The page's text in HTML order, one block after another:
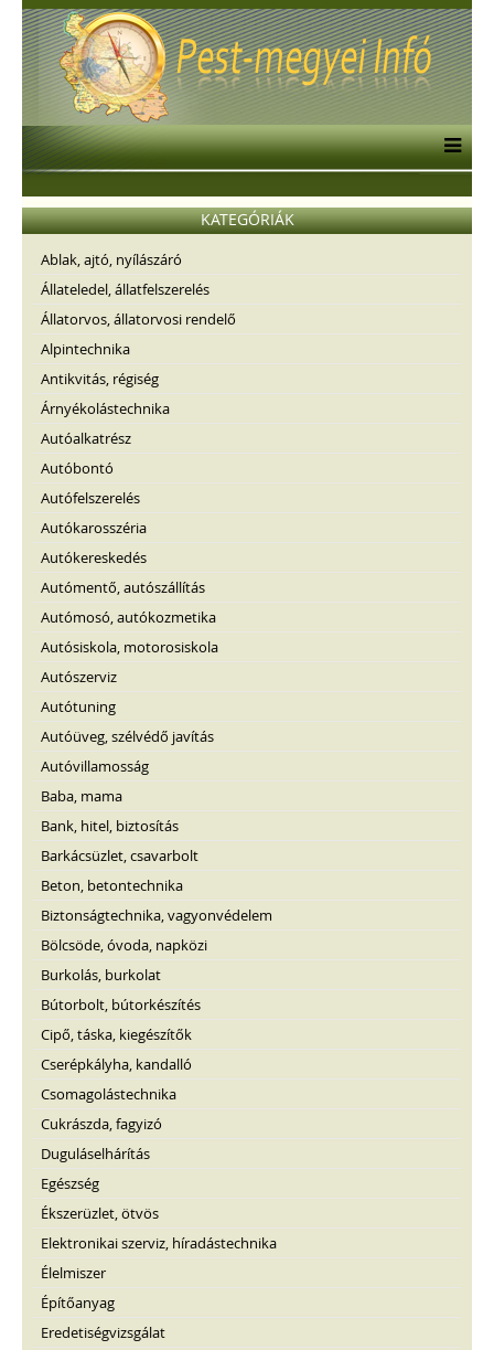
KATEGÓRIÁK
Ablak, ajtó, nyílászáró
Állateledel, állatfelszerelés
Állatorvos, állatorvosi rendelő
Alpintechnika
Antikvitás, régiség
Árnyékolástechnika
Autóalkatrész
Autóbontó
Autófelszerelés
Autókarosszéria
Autókereskedés
Autómentő, autószállítás
Autómosó, autókozmetika
Autósiskola, motorosiskola
Autószerviz
Autótuning
Autóüveg, szélvédő javítás
Autóvillamosság
Baba, mama
Bank, hitel, biztosítás
Barkácsüzlet, csavarbolt
Beton, betontechnika
Biztonságtechnika, vagyonvédelem
Bölcsöde, óvoda, napközi
Burkolás, burkolat
Bútorbolt, bútorkészítés
Cipő, táska, kiegészítők
Cserépkályha, kandalló
Csomagolástechnika
Cukrászda, fagyizó
Duguláselhárítás
Egészség
Ékszerüzlet, ötvös
Elektronikai szerviz, híradástechnika
Élelmiszer
Építőanyag
Eredetiségvizsgálat